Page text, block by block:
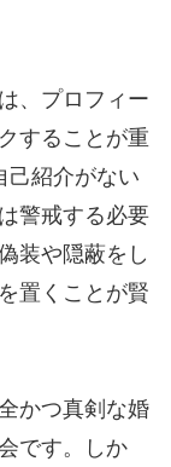
、プロフィー
することが重
己紹介がない
警戒する必要
装や隠蔽をし
置くことが賢
かつ真剣な婚
です。しか